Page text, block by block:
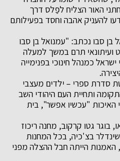
האור הצליח לפַלס דרך
להעניק אהבה וחסד בפעילותם
סבו נכתב: "עמנואל בן סבו
ועיתונאי תרם במשך למעלה
ישראל כמנהל חינוכי בפנימייה
סדרת ספרי – ילדים מעצבי
ותחיית העם היהודי השב
האיכות "עכשיו אפשר", בית
בוגר גטו קרקוב, מחנה ריכוז
בצ'כיה, בכל המחנות
האמנות הייתה חבל ההצלה מפני